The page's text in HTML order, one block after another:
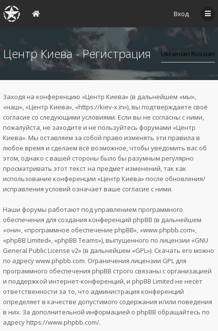
Вход
Центр Киева - Регистрация
Заходя на конференцию «Центр Киева» (в дальнейшем «мы»,
«наш», «Центр Киева», «https://kiev-x.in»), вы подтверждаете своё
согласие со следующими условиями. Если вы не согласны с ними,
пожалуйста, не заходите и не пользуйтесь форумами «Центр
Киева». Мы оставляем за собой право изменять эти правила в
любое время и сделаем всё возможное, чтобы уведомить вас об
этом, однако с вашей стороны было бы разумным регулярно
просматривать этот текст на предмет изменений, так как
использование конференции «Центр Киева» после обновления/
исправления условий означает ваше согласие с ними.
Наши форумы работают под управлением программного
обеспечения для создания конференций phpBB (в дальнейшем
«они», «программное обеспечение phpBB», «www.phpbb.com»,
«phpBB Limited», «phpBB Teams»), выпущенного по лицензии «GNU
General Public License v2» (в дальнейшем «GPL»). Скачать его можно
по адресуwww.phpbb.com. Ограничения лицензии GPL для
программного обеспечения phpBB строго связаны с организацией
и поддержкой интернет-конференций, и phpBB Limited не несёт
ответственности за то, что администрация конференций
определяет в качестве допустимого содержания и/или поведения
в них. За дополнительной информацией о phpBB обращайтесь по
адресу https://www.phpbb.com/.